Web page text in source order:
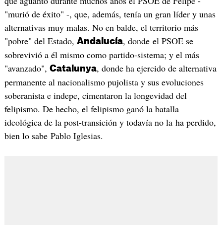
"murió de éxito" -, que, además, tenía un gran líder y unas
alternativas muy malas. No en balde, el territorio más
"pobre" del Estado, Andalucía, donde el PSOE se
sobrevivió a él mismo como partido-sistema; y el más
"avanzado", Catalunya, donde ha ejercido de alternativa
permanente al nacionalismo pujolista y sus evoluciones
soberanista e indepe, cimentaron la longevidad del
felipismo. De hecho, el felipismo ganó la batalla
ideológica de la post-transición y todavía no la ha perdido,
bien lo sabe Pablo Iglesias.